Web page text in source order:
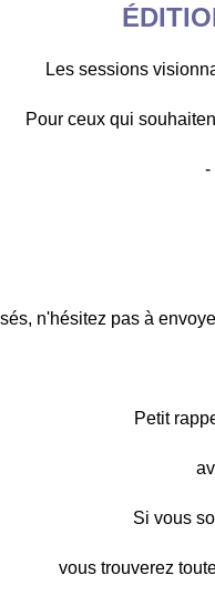
Les sessions
Pour ceux qui
-
n'hésitez pas à
Petit
Si vous
vous trouverez